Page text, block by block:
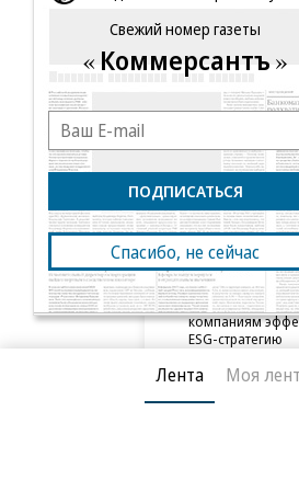
Новости
07.08.2026
ПАО
В ДОМ.РФ
компаниям
ESG-стратегию
Лента Моя
Свежий номер газеты
Коммерсантъ
ПОДПИСАТЬСЯ
Спасибо, не сейчас